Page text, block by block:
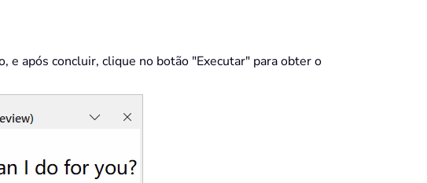
e após concluir, clique no botão "Executar" para obter o